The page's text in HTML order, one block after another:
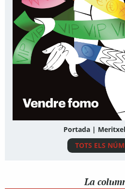
Portada |
TOTS ELS
La